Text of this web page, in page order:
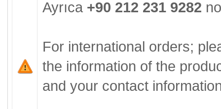
Ayrıca +90 212 231 9282
For international orders;
the information of the
and your contact